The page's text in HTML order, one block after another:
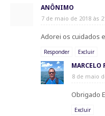
ANÔNIMO
7 de maio de 2018 às
Adorei os cuidados
Responder Excluir
MARCELO
8 de maio
Obrigado
Excluir